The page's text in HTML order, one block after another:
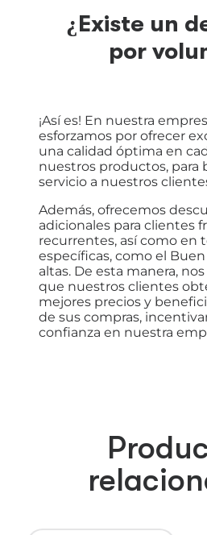
¿Existe un
por
¡Así es! En nuestra
esforzamos por ofrecer
una calidad óptima en
nuestros productos, para
servicio a nuestros
Además, ofrecemos
adicionales para clientes
recurrentes, así como en
específicas, como el
altas. De esta manera,
que nuestros clientes
mejores precios y
de sus compras,
confianza en nuestra